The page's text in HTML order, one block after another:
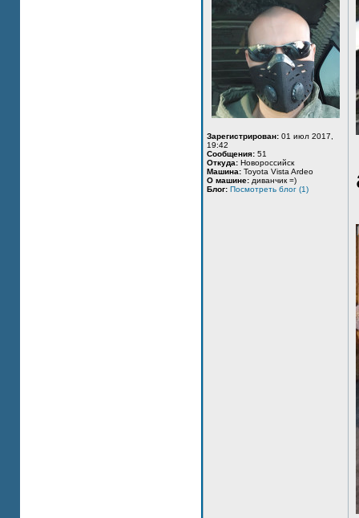
Зарегистрирован: 01 июл 2017,
19:42
Сообщения: 51
Откуда: Новороссийск
Машина: Toyota Vista Ardeo
О машине: диванчик =)
Блог: Посмотреть блог (1)